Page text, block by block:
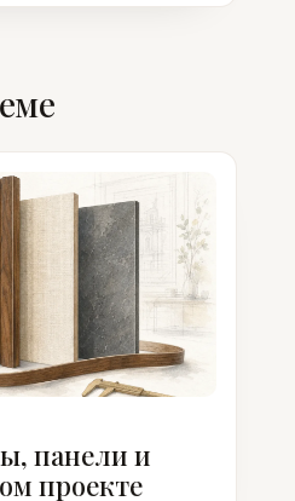
панели и
проекте